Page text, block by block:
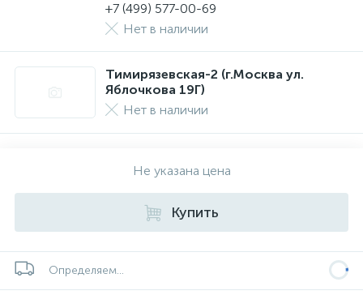
+7 (499) 577-00-69
Нет в наличии
Тимирязевская-2 (г.Москва ул.
Яблочкова 19Г)
Нет в наличии
Не указана цена
Купить
Определяем...